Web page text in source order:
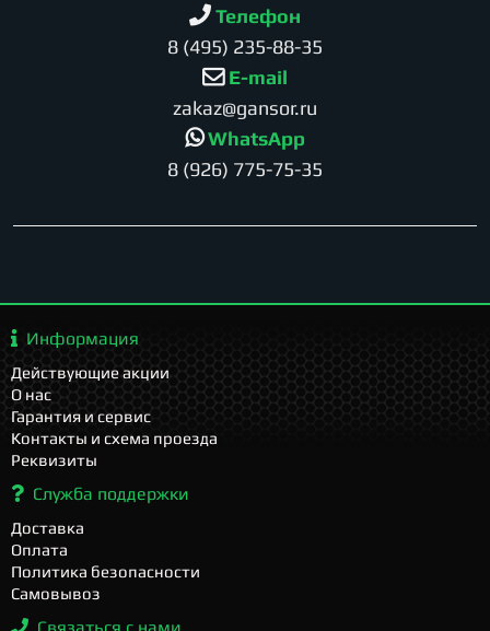
Телефон
8 (495) 235-88-35
E-mail
zakaz@gansor.ru
WhatsApp
8 (926) 775-75-35
Информация
Действующие акции
О нас
Гарантия и сервис
Контакты и схема проезда
Реквизиты
Служба поддержки
Доставка
Оплата
Политика безопасности
Самовывоз